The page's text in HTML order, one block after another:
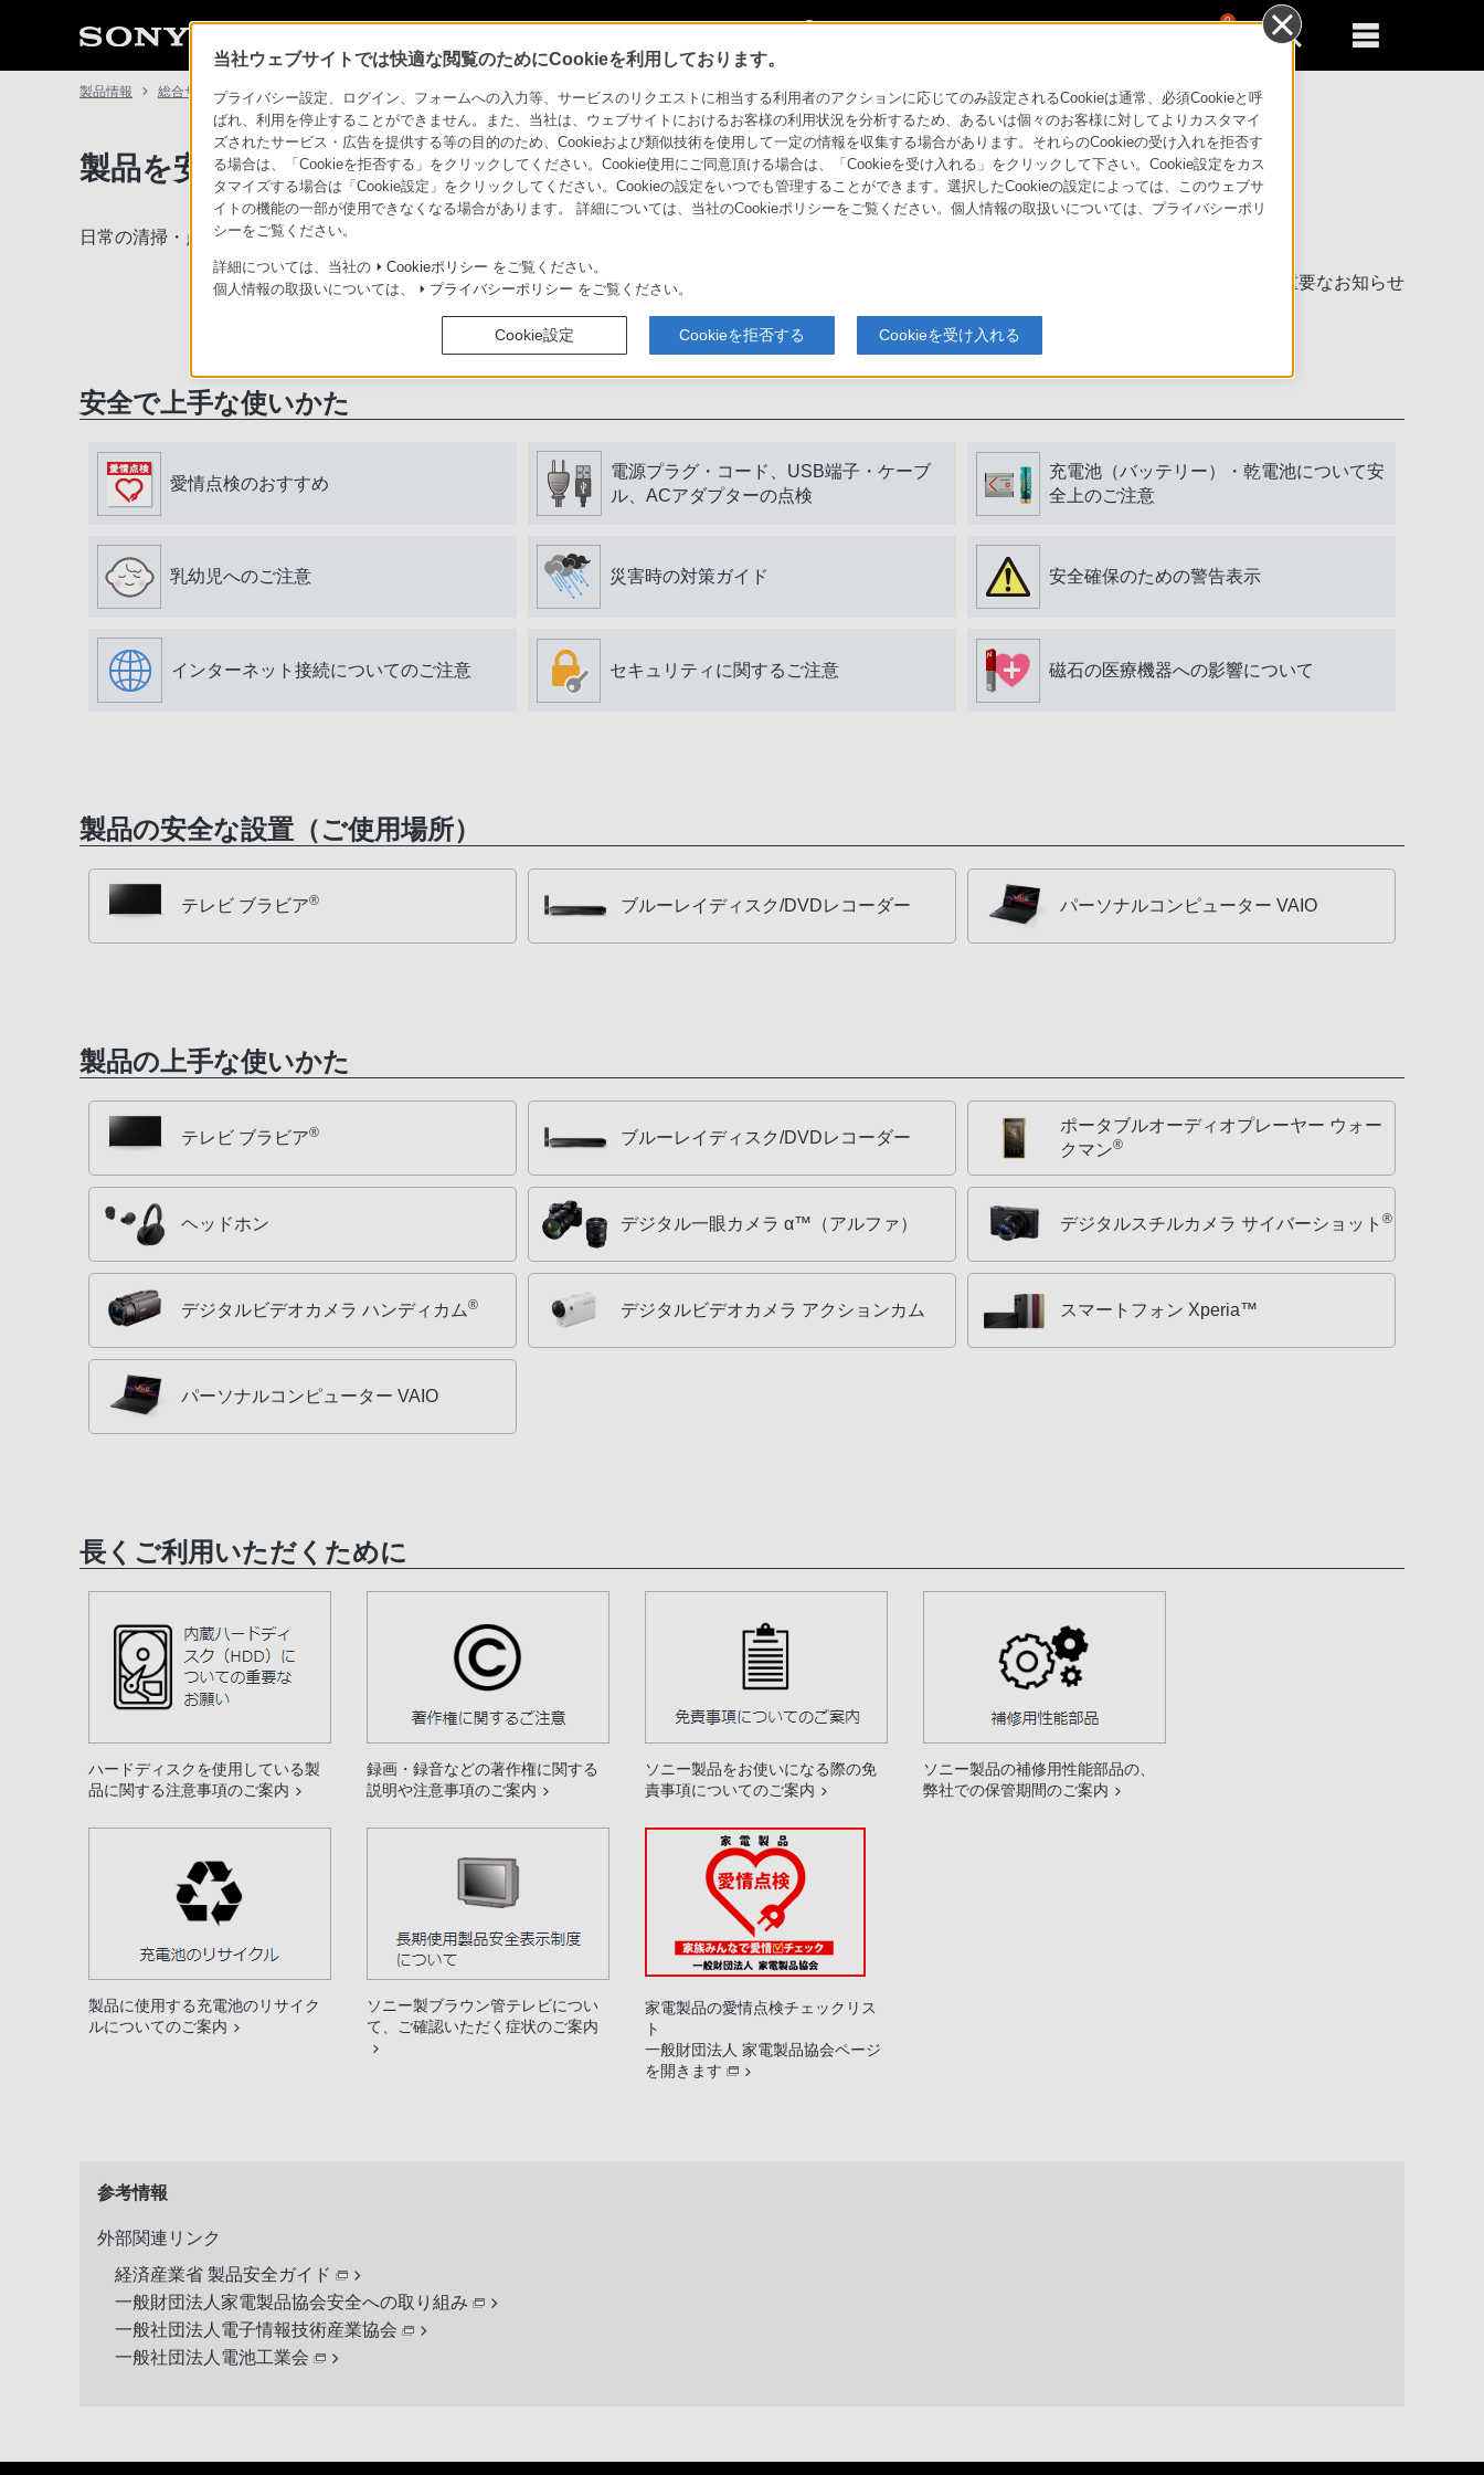
0
製品情報 総合サポート・お問い合わせ
製品を安全に、安心してご使用いただくために
日常の清掃・点検が大切です。安全のため取扱説明書をよく読みましょう。
製品に関する重要なお知らせ
安全で上手な使いかた
愛情点検のおすすめ
電源プラグ・コード、USB端子・ケーブ
ル、ACアダプターの点検
充電池（バッテリー）・乾電池について安
全上のご注意
乳幼児へのご注意 災害時の対策ガイド 安全確保のための警告表示
インターネット接続についてのご注意 セキュリティに関するご注意 磁石の医療機器への影響について
製品の安全な設置（ご使用場所）
テレビ ブラビア® ブルーレイディスク/DVDレコーダー パーソナルコンピューター VAIO
製品の上手な使いかた
テレビ ブラビア® ブルーレイディスク/DVDレコーダー
ポータブルオーディオプレーヤー ウォー
クマン®
ヘッドホン デジタル一眼カメラ α™（アルファ） デジタルスチルカメラ サイバーショット ®
デジタルビデオカメラ ハンディカム® デジタルビデオカメラ アクションカム スマートフォン Xperia™
パーソナルコンピューター VAIO
長くご利用いただくために
ハードディスクを使用している製
品に関する注意事項のご案内
録画・録音などの著作権に関する
説明や注意事項のご案内
ソニー製品をお使いになる際の免
責事項についてのご案内
ソニー製品の補修用性能部品の、
弊社での保管期間のご案内
製品に使用する充電池のリサイク
ルについてのご案内
ソニー製ブラウン管テレビについ
て、ご確認いただく症状のご案内
家電製品の愛情点検チェックリス
ト
一般財団法人 家電製品協会ページ
を開きます
参考情報
外部関連リンク
経済産業省 製品安全ガイド
一般財団法人家電製品協会安全への取り組み
一般社団法人電子情報技術産業協会
一般社団法人電池工業会
当社ウェブサイトでは快適な閲覧のためにCookieを利用しております。
プライバシー設定、ログイン、フォームへの入力等、サービスのリクエストに相当する利用者のアクションに応じてのみ設定されるCookieは通常、必須Cookieと呼
ばれ、利用を停止することができません。また、当社は、ウェブサイトにおけるお客様の利用状況を分析するため、あるいは個々のお客様に対してよりカスタマイ
ズされたサービス・広告を提供する等の目的のため、Cookieおよび類似技術を使用して一定の情報を収集する場合があります。それらのCookieの受け入れを拒否す
る場合は、「Cookieを拒否する」をクリックしてください。Cookie使用にご同意頂ける場合は、「Cookieを受け入れる」をクリックして下さい。Cookie設定をカス
タマイズする場合は「Cookie設定」をクリックしてください。Cookieの設定をいつでも管理することができます。選択したCookieの設定によっては、このウェブサ
イトの機能の一部が使用できなくなる場合があります。 詳細については、当社のCookieポリシーをご覧ください。個人情報の取扱いについては、プライバシーポリ
シーをご覧ください。
詳細については、当社の Cookieポリシー をご覧ください。
個人情報の取扱いについては、
プライバシーポリシー をご覧ください。
Cookie設定 Cookieを拒否する Cookieを受け入れる